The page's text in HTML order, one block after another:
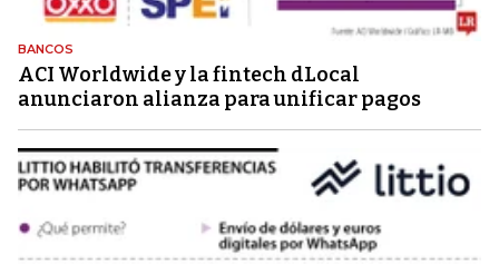
BANCOS
ACI Worldwide y la fintech dLocal
anunciaron alianza para unificar pagos